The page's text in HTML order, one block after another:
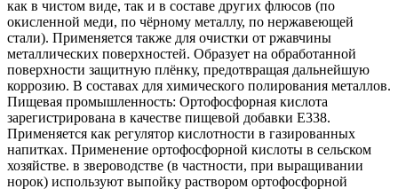
как в чистом виде, так и в составе других флюсов (по
окисленной меди, по чёрному металлу, по нержавеющей
стали). Применяется также для очистки от ржавчины
металлических поверхностей. Образует на обработанной
поверхности защитную плёнку, предотвращая дальнейшую
коррозию. В составах для химического полирования металлов.
Пищевая промышленность: Ортофосфорная кислота
зарегистрирована в качестве пищевой добавки E338.
Применяется как регулятор кислотности в газированных
напитках. Применение ортофосфорной кислоты в сельском
хозяйстве. в звероводстве (в частности, при выращивании
норок) используют выпойку раствором ортофосфорной